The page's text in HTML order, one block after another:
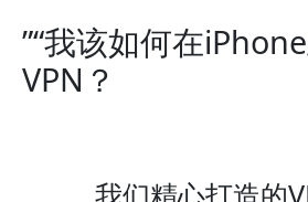
”“我该如何在
VPN？
我们精心打造的